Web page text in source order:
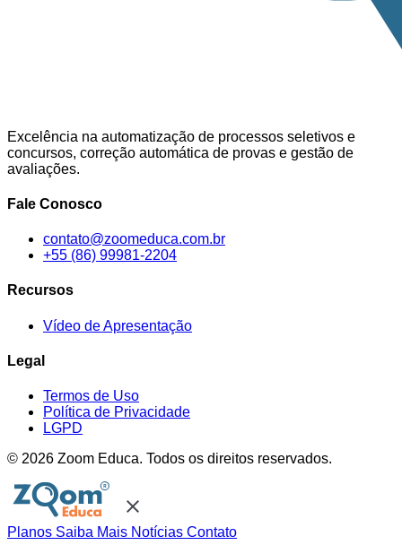
Excelência na automatização de processos seletivos e
concursos, correção automática de provas e gestão de
avaliações.
Fale Conosco
contato@zoomeduca.com.br
+55 (86) 99981-2204
Recursos
Vídeo de Apresentação
Legal
Termos de Uso
Política de Privacidade
LGPD
© 2026 Zoom Educa. Todos os direitos reservados.
close
Planos Saiba Mais Notícias Contato